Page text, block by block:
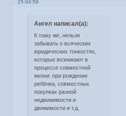
15:04:59
Ангел написал(а):
К тому же, нельзя
забывать о всяческих
юридических тонкостях,
которые возникают в
процессе совместной
жизни: при рождении
ребёнка, совместных
покупках разной
недвижимости и
движимости и т.д.